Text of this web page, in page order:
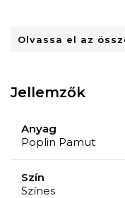
Mosható
A készlet tartalma:
Anyagösszetétel:
Olvassa el az
Jellemzők
Anyag
Poplin Pamut
Szín
Színes